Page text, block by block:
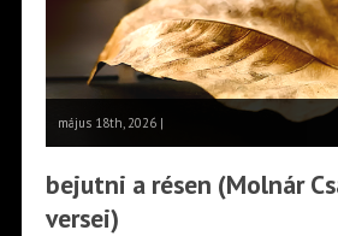
május 18th, 2026 |
bejutni a résen (Molnár
versei)